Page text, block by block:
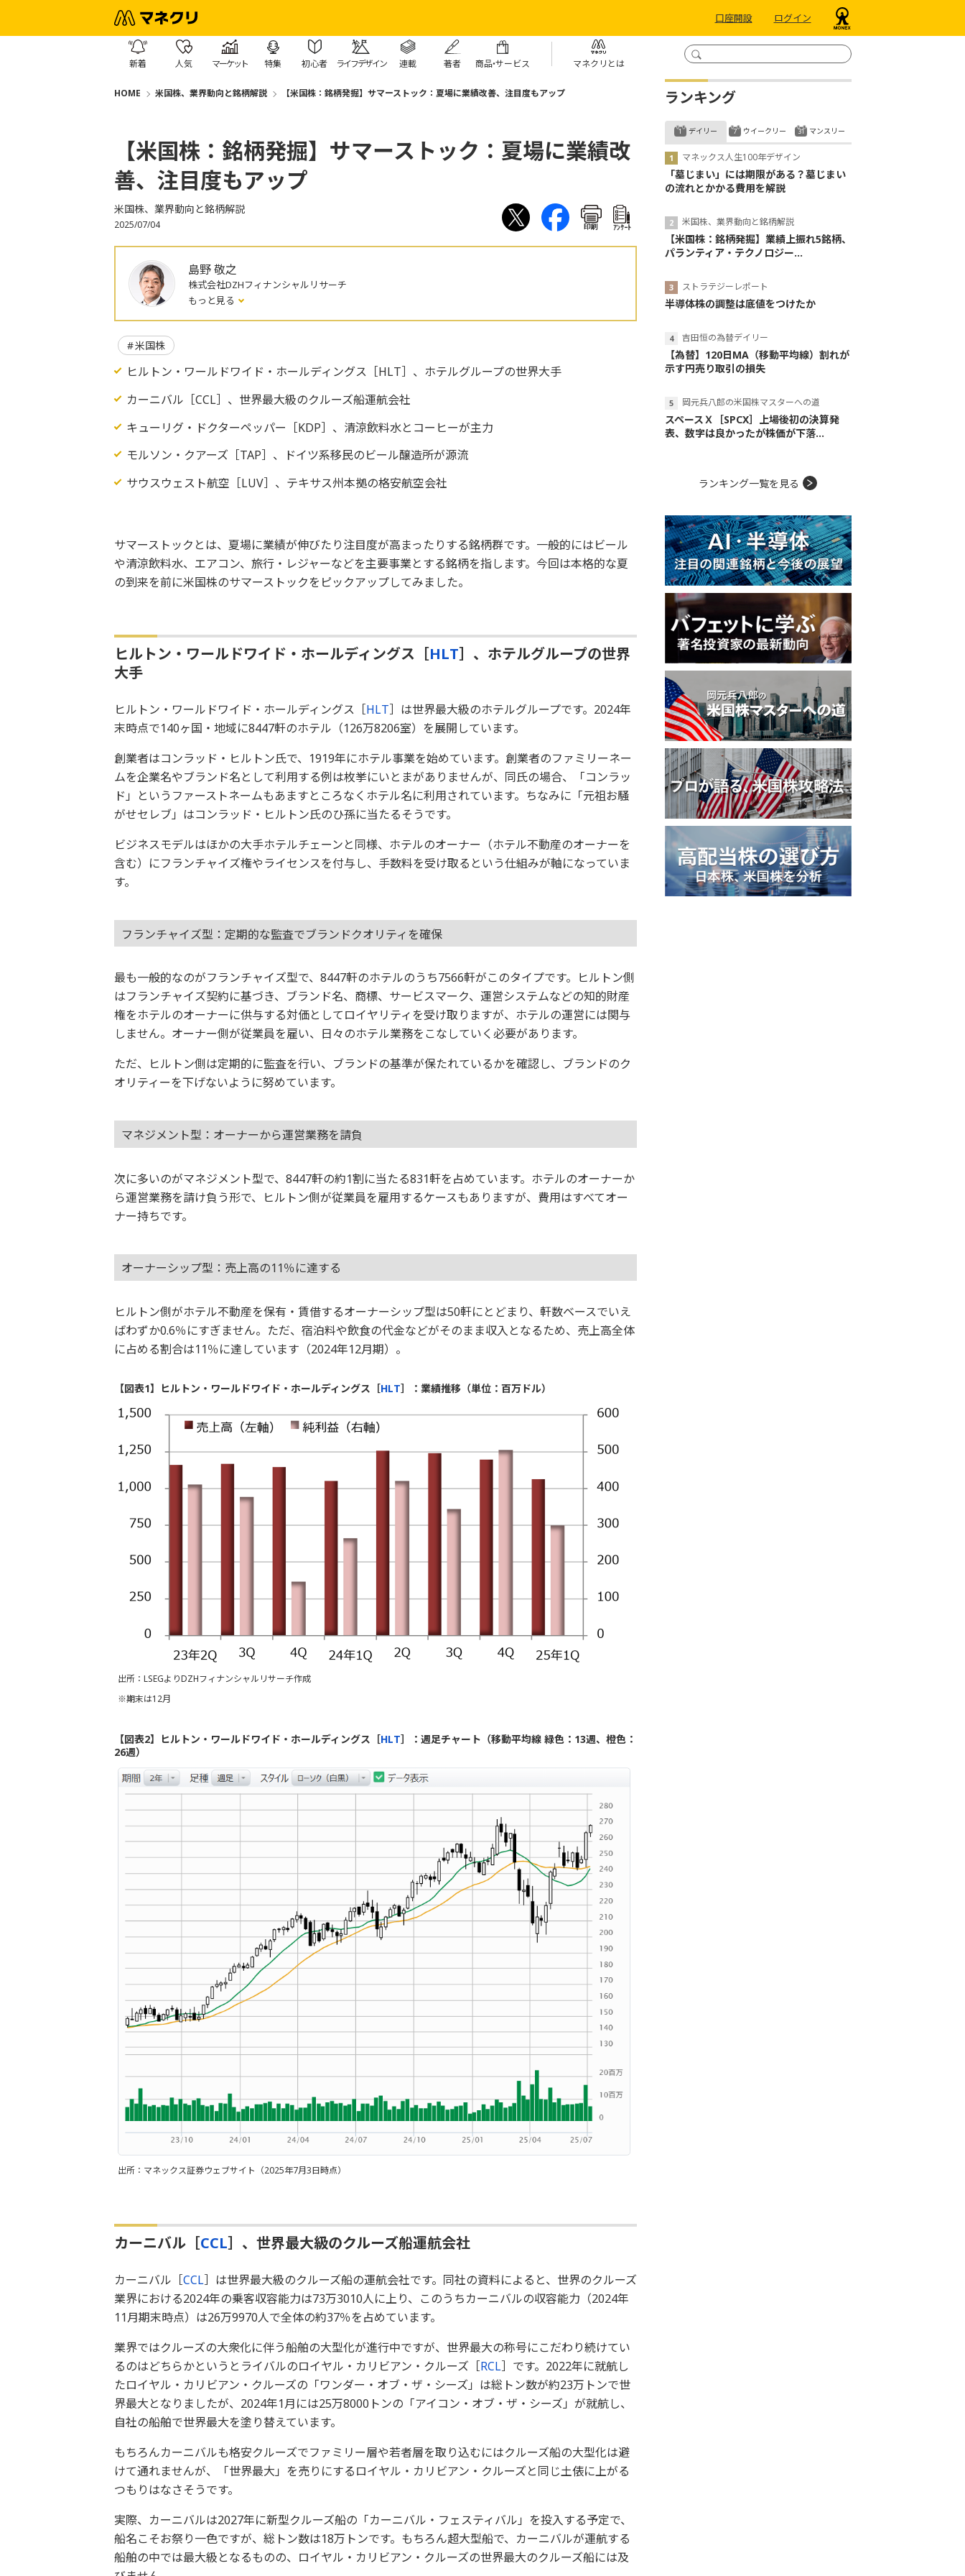
口座開設 ログイン
新着 人気 マーケット 特集 初心者 ライフデザイン 連載 著者 商品・サービス マネクリとは
HOME 米国株、業界動向と銘柄解説 【米国株：銘柄発掘】サマーストック：夏場に業績改善、注目度もアップ
【米国株：銘柄発掘】サマーストック：夏場に業績改
善、注目度もアップ
米国株、業界動向と銘柄解説
2025/07/04 印刷 ｱﾝｹｰﾄ
島野 敬之
株式会社DZHフィナンシャルリサーチ
もっと見る
米国株
ヒルトン・ワールドワイド・ホールディングス［HLT］、ホテルグループの世界大手
カーニバル［CCL］、世界最大級のクルーズ船運航会社
キューリグ・ドクターペッパー［KDP］、清涼飲料水とコーヒーが主力
モルソン・クアーズ［TAP］、ドイツ系移民のビール醸造所が源流
サウスウェスト航空［LUV］、テキサス州本拠の格安航空会社
サマーストックとは、夏場に業績が伸びたり注目度が高まったりする銘柄群です。一般的にはビール
や清涼飲料水、エアコン、旅行・レジャーなどを主要事業とする銘柄を指します。今回は本格的な夏
の到来を前に米国株のサマーストックをピックアップしてみました。
ヒルトン・ワールドワイド・ホールディングス［HLT］、ホテルグループの世界
大手
ヒルトン・ワールドワイド・ホールディングス［HLT］は世界最大級のホテルグループです。2024年
末時点で140ヶ国・地域に8447軒のホテル（126万8206室）を展開しています。
創業者はコンラッド・ヒルトン氏で、1919年にホテル事業を始めています。創業者のファミリーネー
ムを企業名やブランド名として利用する例は枚挙にいとまがありませんが、同氏の場合、「コンラッ
ド」というファーストネームもあますところなくホテル名に利用されています。ちなみに「元祖お騒
がせセレブ」はコンラッド・ヒルトン氏のひ孫に当たるそうです。
ビジネスモデルはほかの大手ホテルチェーンと同様、ホテルのオーナー（ホテル不動産のオーナーを
含む）にフランチャイズ権やライセンスを付与し、手数料を受け取るという仕組みが軸になっていま
す。
フランチャイズ型：定期的な監査でブランドクオリティを確保
最も一般的なのがフランチャイズ型で、8447軒のホテルのうち7566軒がこのタイプです。ヒルトン側
はフランチャイズ契約に基づき、ブランド名、商標、サービスマーク、運営システムなどの知的財産
権をホテルのオーナーに供与する対価としてロイヤリティを受け取りますが、ホテルの運営には関与
しません。オーナー側が従業員を雇い、日々のホテル業務をこなしていく必要があります。
ただ、ヒルトン側は定期的に監査を行い、ブランドの基準が保たれているかを確認し、ブランドのク
オリティーを下げないように努めています。
マネジメント型：オーナーから運営業務を請負
次に多いのがマネジメント型で、8447軒の約1割に当たる831軒を占めています。ホテルのオーナーか
ら運営業務を請け負う形で、ヒルトン側が従業員を雇用するケースもありますが、費用はすべてオー
ナー持ちです。
オーナーシップ型：売上高の11％に達する
ヒルトン側がホテル不動産を保有・賃借するオーナーシップ型は50軒にとどまり、軒数ベースでいえ
ばわずか0.6％にすぎません。ただ、宿泊料や飲食の代金などがそのまま収入となるため、売上高全体
に占める割合は11％に達しています（2024年12月期）。
【図表1】ヒルトン・ワールドワイド・ホールディングス［HLT］：業績推移（単位：百万ドル）
出所：LSEGよりDZHフィナンシャルリサーチ作成
※期末は12月
【図表2】ヒルトン・ワールドワイド・ホールディングス［HLT］：週足チャート（移動平均線 緑色：13週、橙色：
26週）
出所：マネックス証券ウェブサイト（2025年7月3日時点）
カーニバル［CCL］、世界最大級のクルーズ船運航会社
カーニバル［CCL］は世界最大級のクルーズ船の運航会社です。同社の資料によると、世界のクルーズ
業界における2024年の乗客収容能力は73万3010人に上り、このうちカーニバルの収容能力（2024年
11月期末時点）は26万9970人で全体の約37％を占めています。
業界ではクルーズの大衆化に伴う船舶の大型化が進行中ですが、世界最大の称号にこだわり続けてい
るのはどちらかというとライバルのロイヤル・カリビアン・クルーズ［RCL］です。2022年に就航し
たロイヤル・カリビアン・クルーズの「ワンダー・オブ・ザ・シーズ」は総トン数が約23万トンで世
界最大となりましたが、2024年1月には25万8000トンの「アイコン・オブ・ザ・シーズ」が就航し、
自社の船舶で世界最大を塗り替えています。
もちろんカーニバルも格安クルーズでファミリー層や若者層を取り込むにはクルーズ船の大型化は避
けて通れませんが、「世界最大」を売りにするロイヤル・カリビアン・クルーズと同じ土俵に上がる
つもりはなさそうです。
実際、カーニバルは2027年に新型クルーズ船の「カーニバル・フェスティバル」を投入する予定で、
船名こそお祭り一色ですが、総トン数は18万トンです。もちろん超大型船で、カーニバルが運航する
船舶の中では最大級となるものの、ロイヤル・カリビアン・クルーズの世界最大のクルーズ船には及
ランキング
デイリー
マネックス人生100年デザイン
「墓じまい」には期限がある？墓じまい
の流れとかかる費用を解説
米国株、業界動向と銘柄解説
【米国株：銘柄発掘】業績上振れ5銘柄、
パランティア・テクノロジー...
ストラテジーレポート
半導体株の調整は底値をつけたか
吉田恒の為替デイリー
【為替】120日MA（移動平均線）割れが
示す円売り取引の損失
岡元兵八郎の米国株マスターへの道
スペースＸ［SPCX］上場後初の決算発
表、数字は良かったが株価が下落...
ウイークリー マンスリー
ランキング一覧を見る